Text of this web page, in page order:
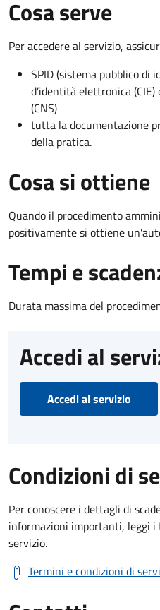
Cosa serve
Per accedere al servizio,
SPID (sistema pubblico di
d’identità elettronica
(CNS)
tutta la documentazione
della pratica.
Cosa si ottiene
Quando il procedimento
positivamente si ottiene
Tempi e
Durata massima del
Accedi al
Accedi al servizio
Condizioni di
Per conoscere i dettagli di
informazioni importanti, leggi
servizio.
Termini e condizioni di